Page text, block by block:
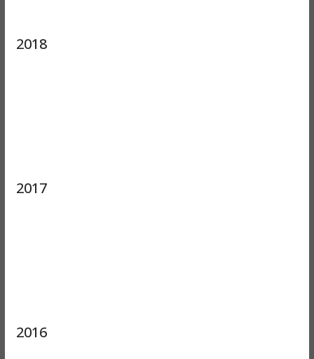
2018
2017
2016